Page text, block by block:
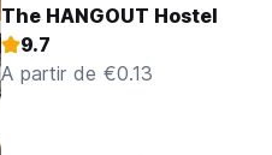
The HANGOUT Hostel
9.7
A partir de €0.13